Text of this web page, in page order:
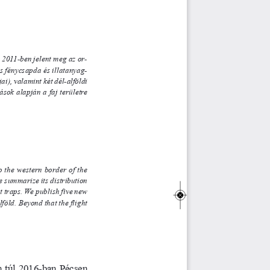
ben jelent meg az or -
fénycsapda és illatanyag-
valamint két dél-alföldi
alapján a faj területre
the western border of the
its distribution
We publish five new
Beyond that the flight
túl 2016-ban Pécsen